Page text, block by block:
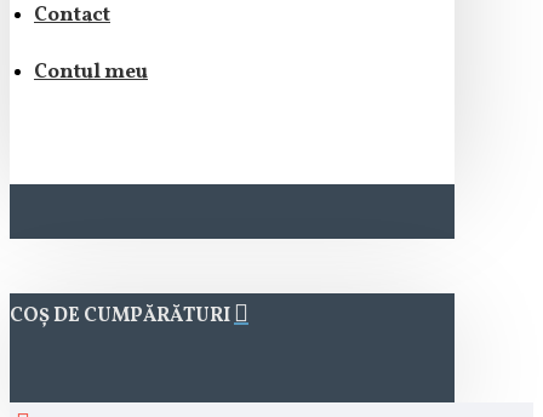
Contact
Contul meu
COȘ DE CUMPĂRĂTURI